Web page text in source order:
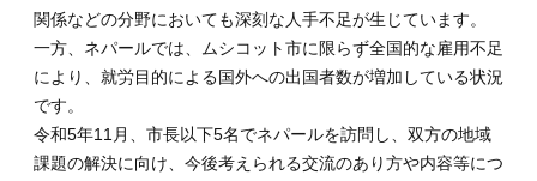
関係などの分野においても深刻な人手不足が生じています。
一方、ネパールでは、ムシコット市に限らず全国的な雇用不足
により、就労目的による国外への出国者数が増加している状況
です。
令和5年11月、市長以下5名でネパールを訪問し、双方の地域
課題の解決に向け、今後考えられる交流のあり方や内容等につ